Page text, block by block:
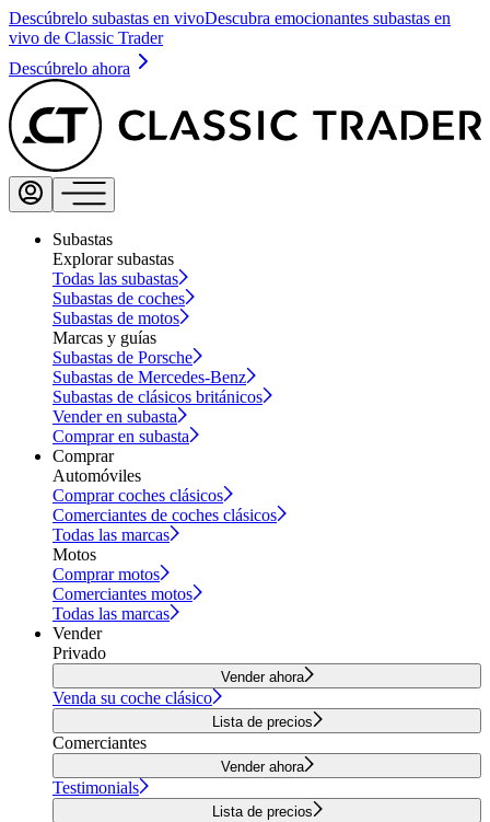
Descúbrelo subastas en vivoDescubra emocionantes subastas en
vivo de Classic Trader
Descúbrelo ahora
Subastas
Explorar subastas
Todas las subastas
Subastas de coches
Subastas de motos
Marcas y guías
Subastas de Porsche
Subastas de Mercedes-Benz
Subastas de clásicos británicos
Vender en subasta
Comprar en subasta
Comprar
Automóviles
Comprar coches clásicos
Comerciantes de coches clásicos
Todas las marcas
Motos
Comprar motos
Comerciantes motos
Todas las marcas
Vender
Privado
Vender ahora
Venda su coche clásico
Lista de precios
Comerciantes
Vender ahora
Testimonials
Lista de precios